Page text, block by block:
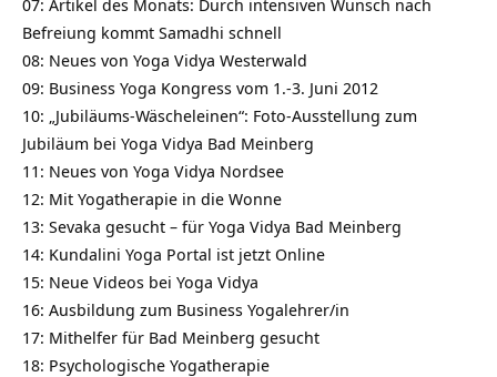
Befreiung kommt Samadhi schnell
08: Neues von Yoga Vidya Westerwald
09: Business Yoga Kongress vom 1.-3. Juni 2012
10: „Jubiläums-Wäscheleinen“: Foto-Ausstellung zum
Jubiläum bei Yoga Vidya Bad Meinberg
11: Neues von Yoga Vidya Nordsee
12: Mit Yogatherapie in die Wonne
13: Sevaka gesucht – für Yoga Vidya Bad Meinberg
14: Kundalini Yoga Portal ist jetzt Online
15: Neue Videos bei Yoga Vidya
16: Ausbildung zum Business Yogalehrer/in
17: Mithelfer für Bad Meinberg gesucht
18: Psychologische Yogatherapie